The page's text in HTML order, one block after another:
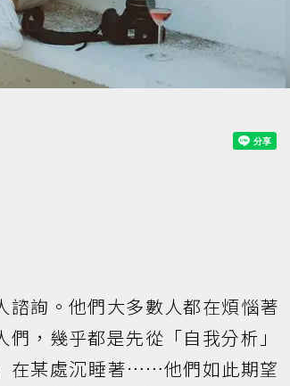
詢。他們大多數人都在煩惱著
，幾乎都是先從「自我分析」
在某處沉睡著……他們如此期望